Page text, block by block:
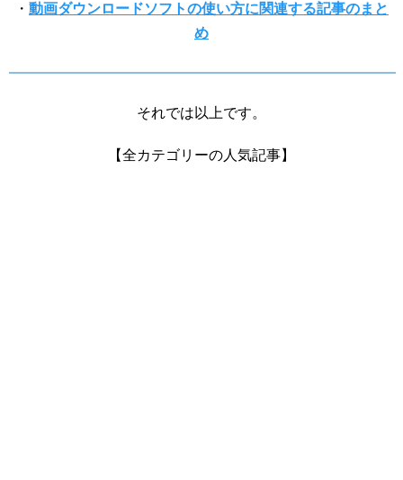
・ 動画ダウンロードソフトの使い方に関連する記事のまと
め
それでは以上です。
【全カテゴリーの人気記事】